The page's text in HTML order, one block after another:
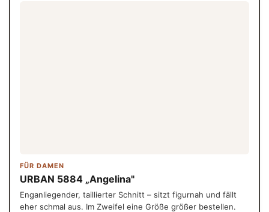
FÜR DAMEN
URBAN 5884 „Angelina"
Enganliegender, taillierter Schnitt – sitzt figurnah und fällt
eher schmal aus. Im Zweifel eine Größe größer bestellen.